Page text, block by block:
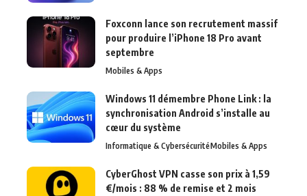
Foxconn lance son recrutement massif
pour produire l’iPhone 18 Pro avant
septembre
Mobiles & Apps
Windows 11 démembre Phone Link : la
synchronisation Android s’installe au
cœur du système
Informatique & CybersécuritéMobiles & Apps
CyberGhost VPN casse son prix à 1,59
€/mois : 88 % de remise et 2 mois